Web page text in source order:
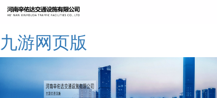
九游网页版网站九游网页版
公司简介
九游网页版
产品展示